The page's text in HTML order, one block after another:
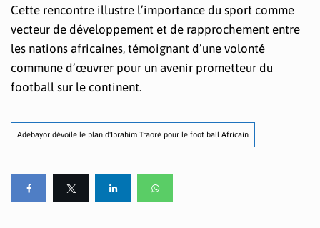
Cette rencontre illustre l’importance du sport comme
vecteur de développement et de rapprochement entre
les nations africaines, témoignant d’une volonté
commune d’œuvrer pour un avenir prometteur du
football sur le continent.
Adebayor dévoile le plan d'Ibrahim Traoré pour le foot ball Africain